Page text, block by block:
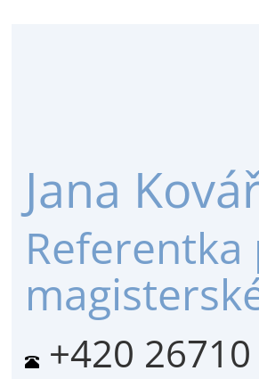
Jana
Referentka
+420